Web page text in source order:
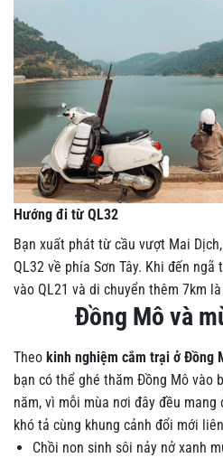
Hướng đi từ QL32
Bạn xuất phát từ cầu vượt Mai
QL32 về phía Sơn Tây. Khi đến
vào QL21 và di chuyển thêm 7km
Đồng Mô và
Theo kinh nghiệm cắm trại ở Đồng
bạn có thể ghé thăm Đồng Mô vào
năm, vì mỗi mùa nơi đây đều
khó tả cùng khung cảnh đổi mới
Chồi non sinh sôi nảy nở xanh